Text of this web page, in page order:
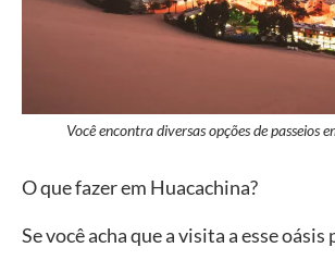
Você encontra diversas opções de passeios
O que fazer em Huacachina?
Se você acha que a visita a esse oásis